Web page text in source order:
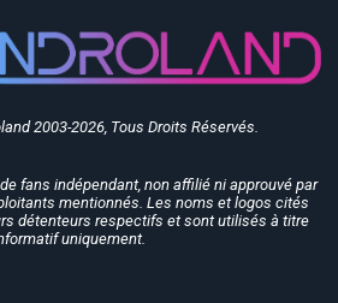
2003-2026, Tous Droits Réservés.
fans indépendant, non affilié ni approuvé par
mentionnés. Les noms et logos cités
détenteurs respectifs et sont utilisés à titre
uniquement.